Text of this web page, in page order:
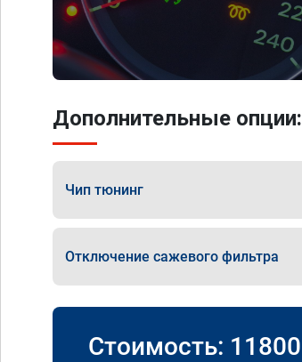
Дополнительные опции:
Чип тюнинг
Отключение сажевого фильтра
Стоимость: 11800